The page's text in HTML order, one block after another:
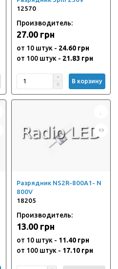
12570
Производитель:
27.00 грн
от 10 штук - 24.60 грн
от 100 штук - 21.83 грн
В корзину
Разрядник NS2R-800A1- N
800V
18205
Производитель:
13.00 грн
от 10 штук - 11.40 грн
от 100 штук - 17.10 грн